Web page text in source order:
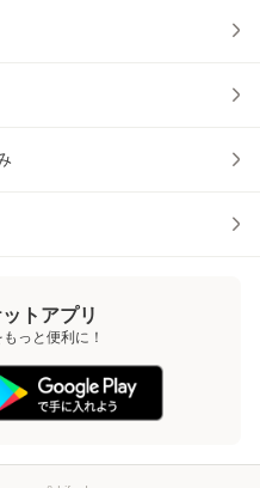
トアプリ
っと便利に！